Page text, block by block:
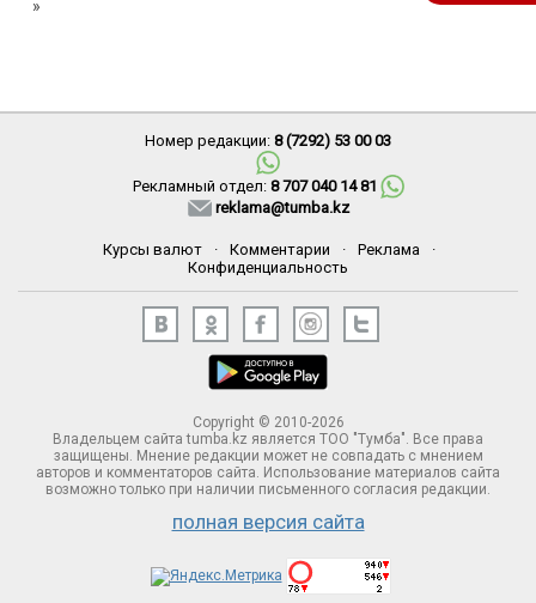
»
Номер редакции: 8 (7292) 53 00 03
Рекламный отдел: 8 707 040 14 81
reklama@tumba.kz
Курсы валют · Комментарии · Реклама
·
Конфиденциальность
Copyright © 2010-2026
Владельцем сайта tumba.kz является ТОО "Тумба". Все права
защищены. Мнение редакции может не совпадать с мнением
авторов и комментаторов сайта. Использование материалов сайта
возможно только при наличии письменного согласия редакции.
полная версия сайта